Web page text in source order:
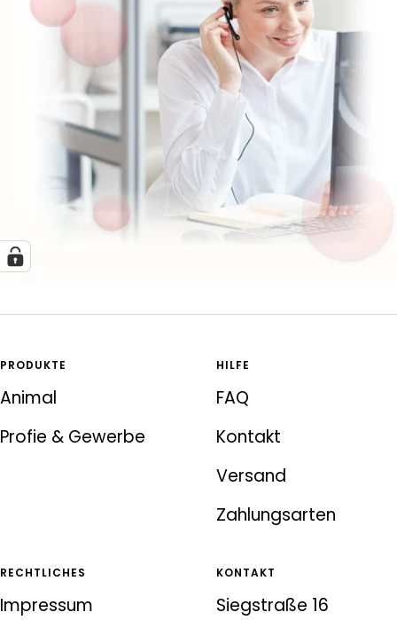
PRODUKTE
Animal
Profie & Gewerbe
HILFE
FAQ
Kontakt
Versand
Zahlungsarten
RECHTLICHES
Impressum
KONTAKT
Siegstraße 16